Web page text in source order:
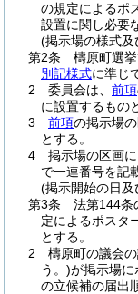
の規定によるポ
設置に関し必要
(掲示場の様式及
第2条
檮原町選
別記様式に準じ
2
委員会は、 前項
に設置するもの
3
前項の掲示場
とする。
4
掲示場の区画に
で一連番号を記
(掲示開始の日及
第3条
法第144条
定によるポスタ
とする。
2
檮原町の議会
う。)が掲示場に
の立候補の届出